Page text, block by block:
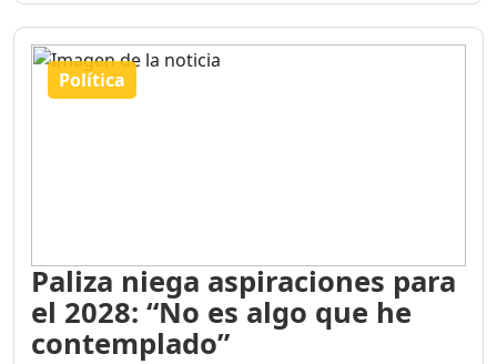
Política
Paliza niega aspiraciones para
el 2028: “No es algo que he
contemplado”